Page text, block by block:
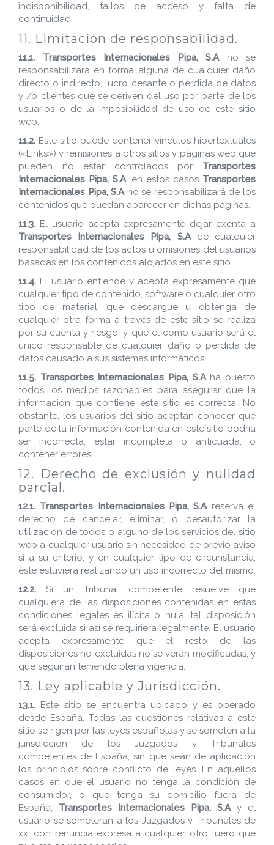
indisponibilidad, fallos de acceso y falta de
continuidad.
11. Limitación de responsabilidad.
11.1. Transportes Internacionales Pipa, S.Ano se
responsabilizará en forma alguna de cualquier daño
directo o indirecto, lucro cesante o pérdida de datos
y /o clientes que se deriven del uso por parte de los
usuarios o de la imposibilidad de uso de este sitio
web.
11.2. Este sitio puede contener vínculos hipertextuales
(«Links») y remisiones a otros sitios y páginas web que
pueden no estar controlados por Transportes
Internacionales Pipa, S.A, en estos casos Transportes
Internacionales Pipa, S.Ano se responsabilizará de los
contenidos que puedan aparecer en dichas páginas.
11.3. El usuario acepta expresamente dejar exenta a
Transportes Internacionales Pipa, S.Ade cualquier
responsabilidad de los actos u omisiones del usuarios
basadas en los contenidos alojados en este sitio.
11.4. El usuario entiende y acepta expresamente que
cualquier tipo de contenido, software o cualquier otro
tipo de material, que descargue u obtenga de
cualquier otra forma a través de este sitio se realiza
por su cuenta y riesgo, y que él como usuario será el
único responsable de cualquier daño o pérdida de
datos causado a sus sistemas informáticos.
11.5. Transportes Internacionales Pipa, S.Aha puesto
todos los medios razonables para asegurar que la
información que contiene este sitio es correcta. No
obstante, los usuarios del sitio aceptan conocer que
parte de la información contenida en este sitio podría
ser incorrecta, estar incompleta o anticuada, o
contener errores.
12. Derecho de exclusión y nulidad
parcial.
12.1. Transportes Internacionales Pipa, S.Areserva el
derecho de cancelar, eliminar, o desautorizar la
utilización de todos o alguno de los servicios del sitio
web a cualquier usuario sin necesidad de previo aviso
si a su criterio, y en cualquier tipo de circunstancia,
éste estuviera realizando un uso incorrecto del mismo.
12.2. Si un Tribunal competente resuelve que
cualquiera de las disposiciones contenidas en estas
condiciones legales es ilícita o nula, tal disposición
será excluida si así se requiriera legalmente. El usuario
acepta expresamente que el resto de las
disposiciones no excluidas no se verán modificadas, y
que seguirán teniendo plena vigencia.
13. Ley aplicable y Jurisdicción.
13.1. Este sitio se encuentra ubicado y es operado
desde España. Todas las cuestiones relativas a este
sitio se rigen por las leyes españolas y se someten a la
jurisdicción de los Juzgados y Tribunales
competentes de España, sin que sean de aplicación
los principios sobre conflicto de leyes. En aquellos
casos en que el usuario no tenga la condición de
consumidor, o que tenga su domicilio fuera de
España, Transportes Internacionales Pipa, S.Ay el
usuario se someterán a los Juzgados y Tribunales de
xx, con renuncia expresa a cualquier otro fuero que